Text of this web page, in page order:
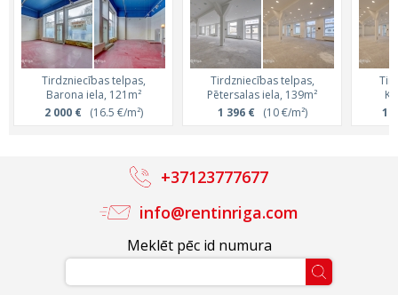
Tirdzniecības telpas,
Barona iela, 121m²
2 000 €(16.5 €/m²)
Tirdzniecības telpas,
Pētersalas iela, 139m²
1 396 €(10 €/m²)
1
Meklēt pēc id numura
info@rentinriga.com
+37123777677